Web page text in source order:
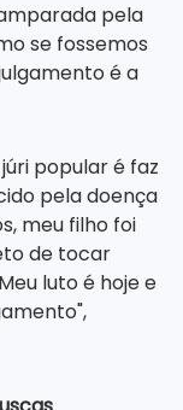
pela
se fossemos
é a
popular é faz
pela doença
meu filho foi
de tocar
luto é hoje e